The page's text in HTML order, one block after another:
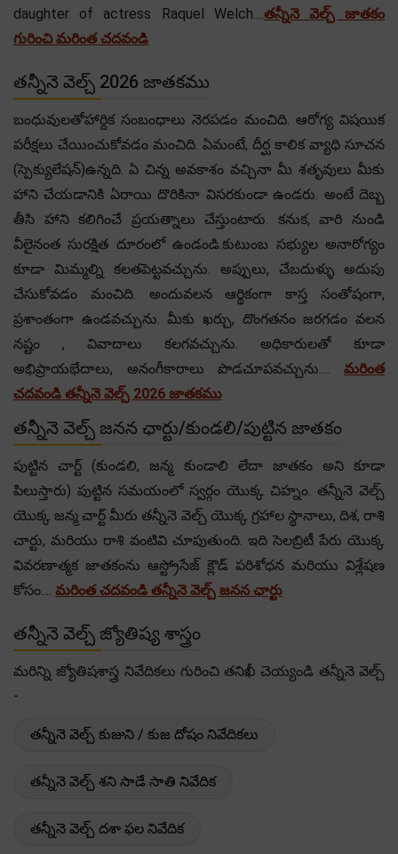
daughter of actress Raquel Welch....తన్నీనె వెల్చ్ జాతకం
గురించి మరింత చదవండి
తన్నీనె వెల్చ్ 2026 జాతకము
బంధువులతోహార్దిక సంబంధాలు నెరపడం మంచిది. ఆరోగ్య విషయిక
పరీక్షలు చేయించుకోవడం మంచిది. ఏమంటే, దీర్ఘ కాలిక వ్యాధి సూచన
(స్పెక్యులేషన్)ఉన్నది. ఏ చిన్న అవకాశం వచ్చినా మీ శతృవులు మీకు
హాని చేయడానికి ఏరాయి దొరికినా విసరకుండా ఉండరు. అంటే దెబ్బ
తీసి హాని కలిగించే ప్రయత్నాలు చేస్తుంటారు. కనుక, వారి నుండి
వీలైనంత సురక్షిత దూరంలో ఉండండి.కుటుంబ సభ్యుల అనారోగ్యం
కూడా మిమ్మల్ని కలతపెట్టవచ్చును. అప్పులు, చేబదుళ్ళు అదుపు
చేసుకోవడం మంచిది. అందువలన ఆర్థికంగా కాస్త సంతోషంగా,
ప్రశాంతంగా ఉండవచ్చును. మీకు ఖర్చు, దొంగతనం జరగడం వలన
నష్టం , వివాదాలు కలగవచ్చును. అధికారులతో కూడా
అభిప్రాయభేదాలు, అనంగీకారాలు పొడచూపవచ్చును.... మరింత
చదవండి తన్నీనె వెల్చ్ 2026 జాతకము
తన్నీనె వెల్చ్ జనన ఛార్టు/కుండలి/పుట్టిన జాతకం
పుట్టిన చార్ట్ (కుండలి, జన్మ కుండాలి లేదా జాతకం అని కూడా
పిలుస్తారు) పుట్టిన సమయంలో స్వర్గం యొక్క చిహ్నం. తన్నీనె వెల్చ్
యొక్క జన్మ చార్ట్ మీరు తన్నీనె వెల్చ్ యొక్క గ్రహాల స్థానాలు, దిశ, రాశి
చార్టు, మరియు రాశి వంటివి చూపుతుంది. ఇది సెలబ్రిటీ పేరు యొక్క
వివరణాత్మక జాతకంను ఆస్ట్రోసేజ్ క్లౌడ్ పరిశోధన మరియు విశ్లేషణ
కోసం.... మరింత చదవండి తన్నీనె వెల్చ్ జనన ఛార్టు
తన్నీనె వెల్చ్ జ్యోతిష్య శాస్త్రం
మరిన్ని జ్యోతిషశాస్త్ర నివేదికలు గురించి తనిఖీ చెయ్యండి తన్నీనె వెల్చ్
-
తన్నీనె వెల్చ్ కుజుని / కుజ దోషం నివేదికలు
తన్నీనె వెల్చ్ శని సాడే సాతి నివేదిక
తన్నీనె వెల్చ్ దశా ఫల నివేదిక